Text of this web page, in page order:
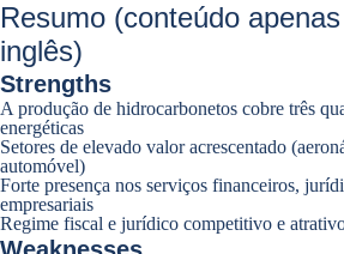
Resumo (conteúdo
inglês)
Strengths
A produção de hidrocarbonetos cobre três
energéticas
Setores de elevado valor acrescentado
automóvel)
Forte presença nos serviços financeiros,
empresariais
Regime fiscal e jurídico competitivo e